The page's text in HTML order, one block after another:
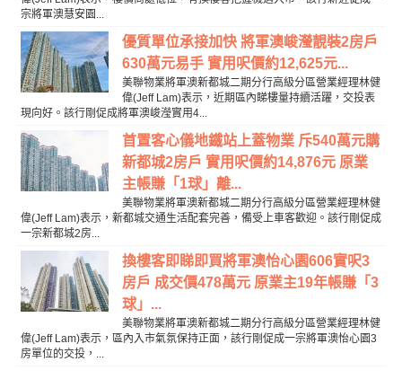
宗將軍澳慧安園...
優質單位承接加快 將軍澳峻瀅靚裝2房戶
630萬元易手 實用呎價約12,625元...
美聯物業將軍澳新都城二期分行高級分區營業經理林健
偉(Jeff Lam)表示，近期區內睇樓量持續活躍，交投表
現向好。該行剛促成將軍澳峻瀅實用4...
首置客心儀地鐵站上蓋物業 斥540萬元購
新都城2房戶 實用呎價約14,876元 原業
主帳賺「1球」離...
美聯物業將軍澳新都城二期分行高級分區營業經理林健
偉(Jeff Lam)表示，新都城交通生活配套完善，備受上車客歡迎。該行剛促成
一宗新都城2房...
換樓客即睇即買將軍澳怡心園606實呎3
房戶 成交價478萬元 原業主19年帳賺「3
球」...
美聯物業將軍澳新都城二期分行高級分區營業經理林健
偉(Jeff Lam)表示，區內入市氣氛保持正面，該行剛促成一宗將軍澳怡心園3
房單位的交投，...